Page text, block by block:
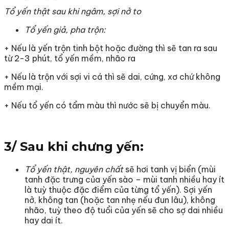
Tổ yến thật sau khi ngâm, sợi nở to
Tổ yến giả, pha trộn:
+ Nếu là yến trộn tinh bột hoặc đường thì sẽ tan ra sau
từ 2-3 phút, tổ yến mềm, nhão ra
+ Nếu là trộn với sợi vi cá thì sẽ dai, cứng, xơ chứ không
mềm mại.
+ Nếu tổ yến có tẩm màu thì nước sẽ bị chuyển màu.
3/ Sau khi chưng yến:
Tổ yến thật, nguyên chấtsẽ hơi tanh vị biển (mùi
tanh đặc trưng của yến sào – mùi tanh nhiều hay ít
là tuỳ thuộc đặc điểm của từng tổ yến). Sợi yến
nở, không tan (hoặc tan nhẹ nếu đun lâu), không
nhão, tuỳ theo độ tuổi của yến sẽ cho sợ dai nhiều
hay dai ít.